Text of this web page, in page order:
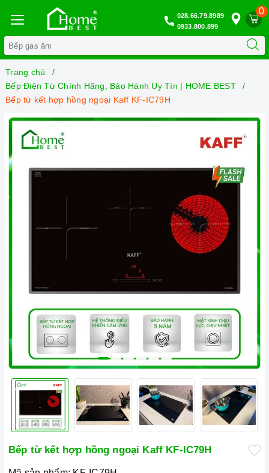
0
028.66.79.8989
0933.800.899
Trang chủ
Bếp Điện Từ Chính Hãng, Bảo Hành Uy Tín | HOME BEST
Bếp từ kết hợp hồng ngoại Kaff KF-IC79H
Bếp từ kết hợp hồng ngoại Kaff KF-IC79H